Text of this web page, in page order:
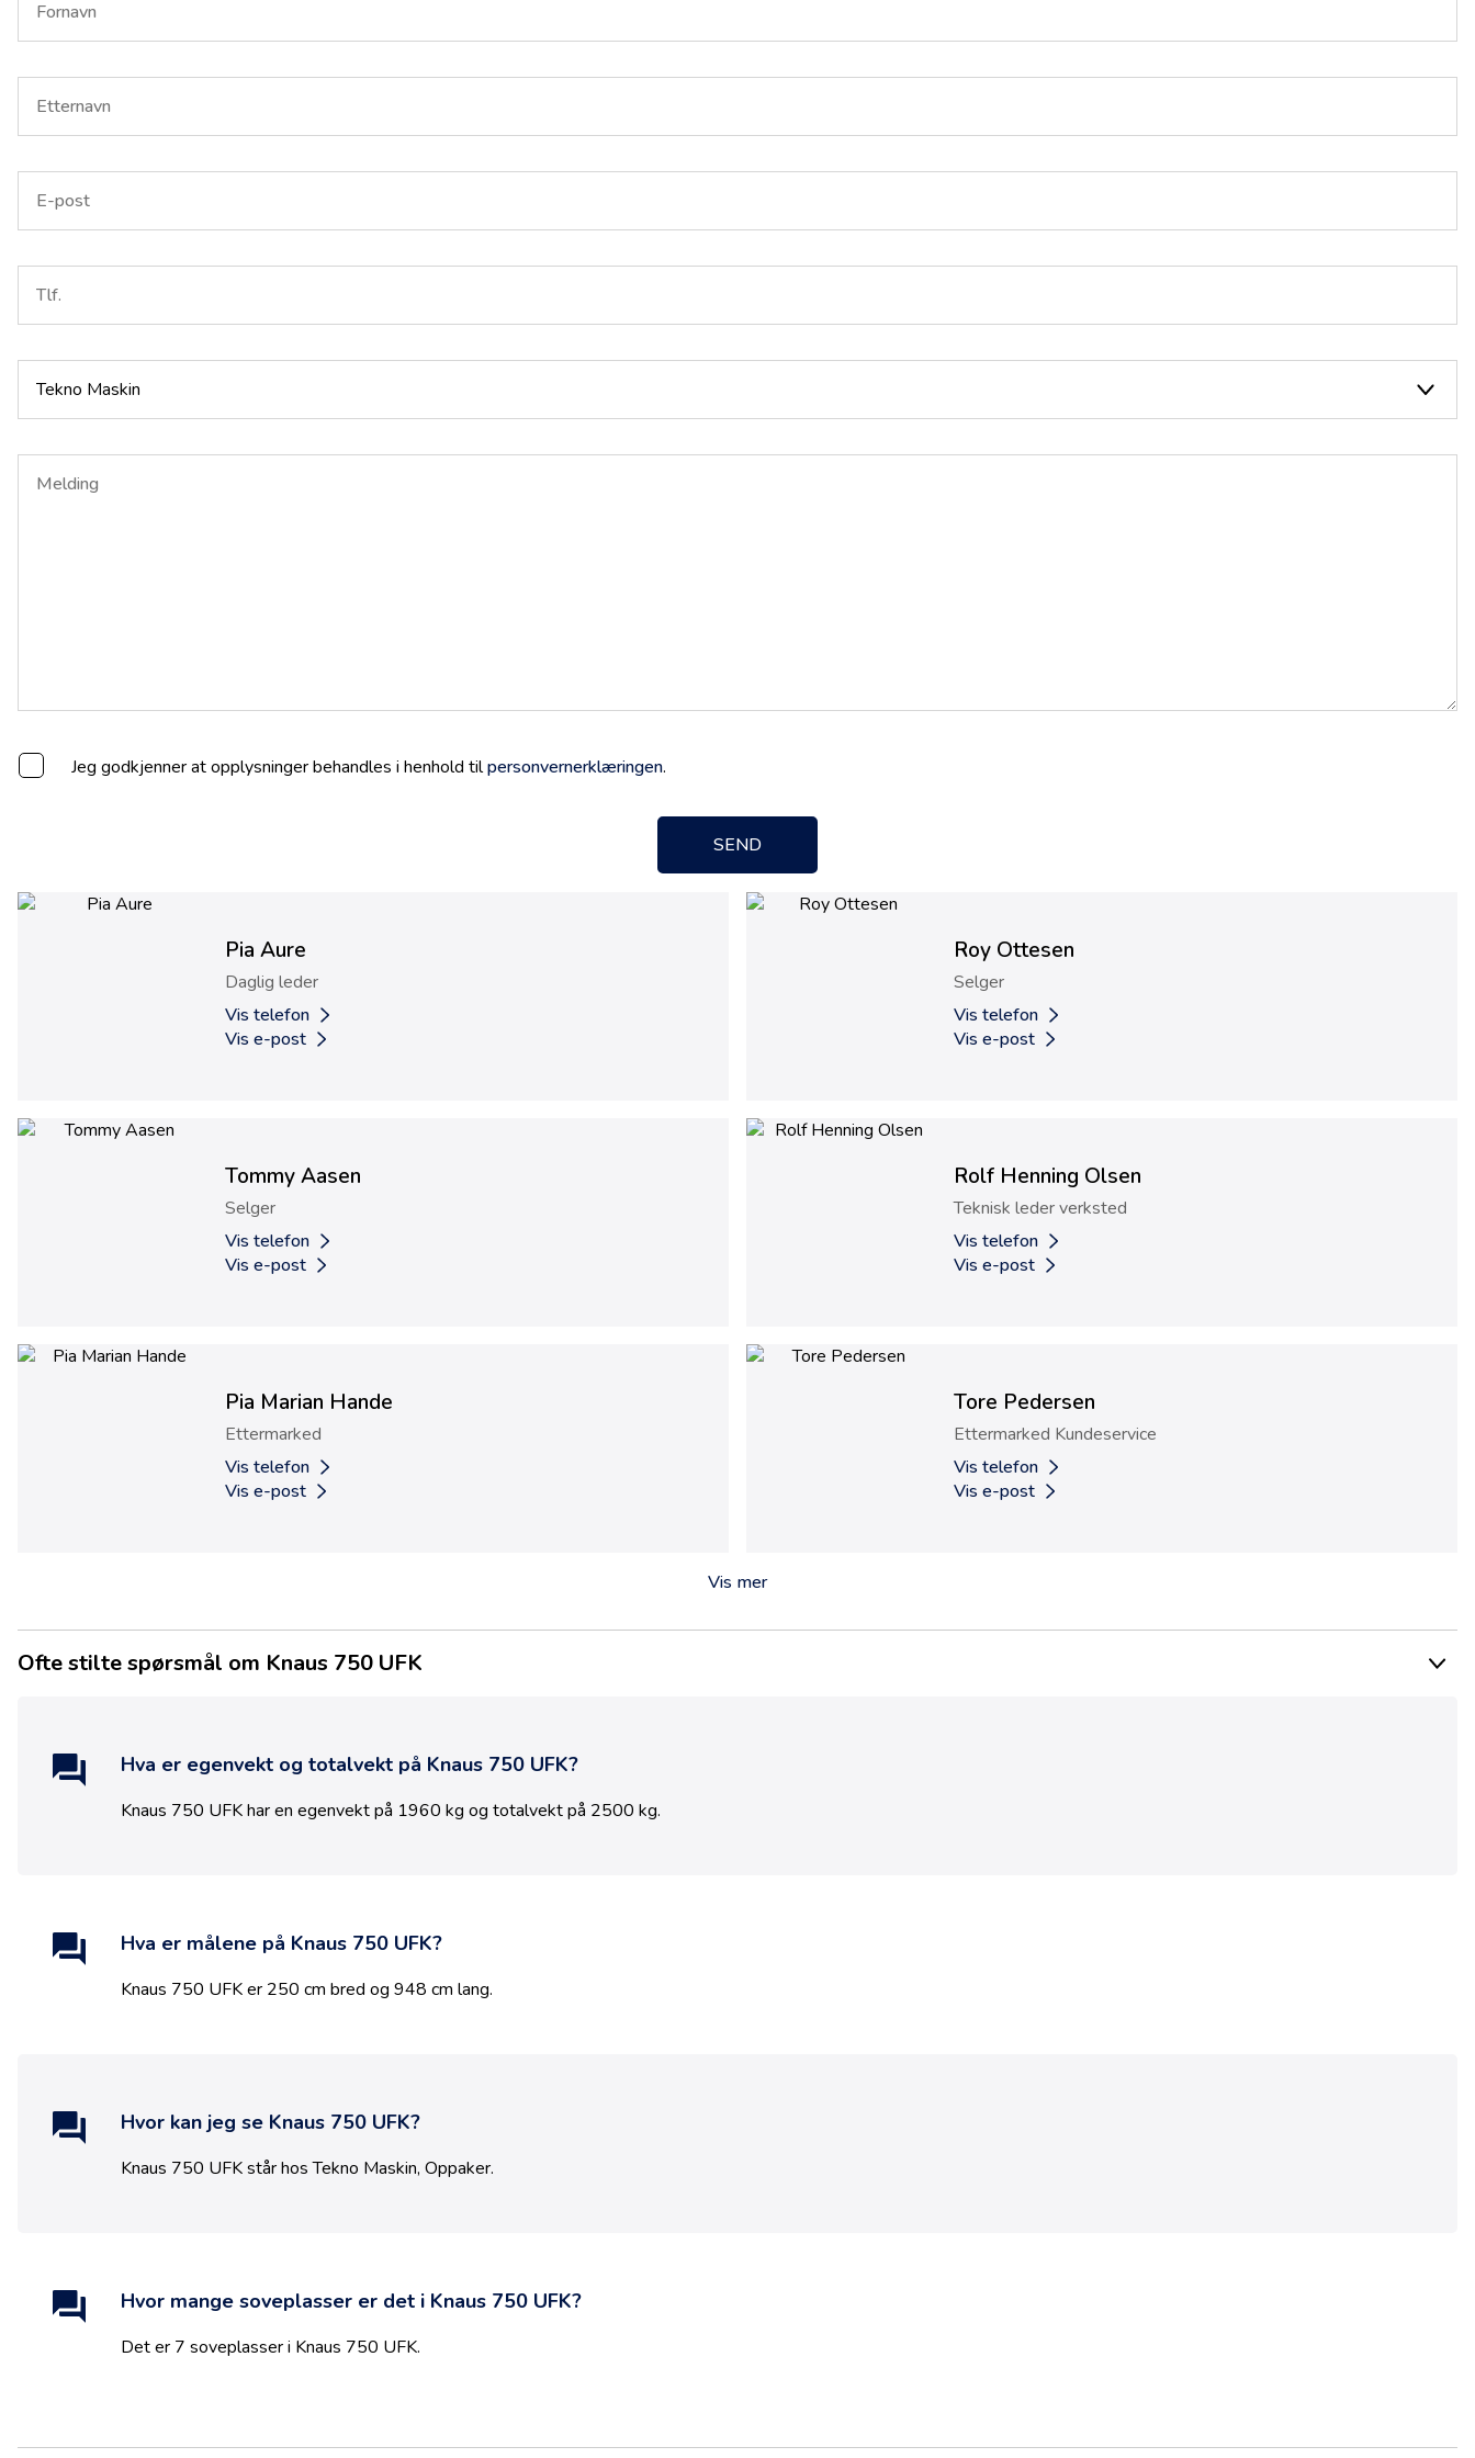
Jeg godkjenner at opplysninger behandles i henhold tilpersonvernerklæringen.
SEND
Pia Aure
Daglig leder
Vis telefon
Vis e-post
Roy Ottesen
Selger
Vis telefon
Vis e-post
Tommy Aasen
Selger
Vis telefon
Vis e-post
Rolf Henning Olsen
Teknisk leder verksted
Vis telefon
Vis e-post
Pia Marian Hande
Ettermarked
Vis telefon
Vis e-post
Tore Pedersen
Ettermarked Kundeservice
Vis telefon
Vis e-post
Vis mer
Ofte stilte spørsmål om Knaus 750 UFK
Hva er egenvekt og totalvekt på Knaus 750 UFK?
Knaus 750 UFKhar en egenvekt på 1960 kg og totalvekt på 2500 kg.
Hva er målene på Knaus 750 UFK?
Knaus 750 UFKer 250 cm bred og 948 cm lang.
Hvor kan jeg se Knaus 750 UFK?
Knaus 750 UFKstår hosTekno Maskin, Oppaker.
Hvor mange soveplasser er det i Knaus 750 UFK?
Det er 7 soveplasser i Knaus 750 UFK.